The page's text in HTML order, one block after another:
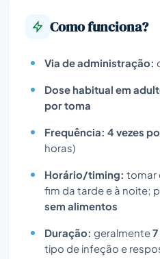
Como funciona?
Via de administração:
Dose habitual em
por toma
Frequência: 4 vezes
horas)
Horário/timing: tomar
fim da tarde e à noite;
sem alimentos
Duração: geralmente7
tipo de infeção e